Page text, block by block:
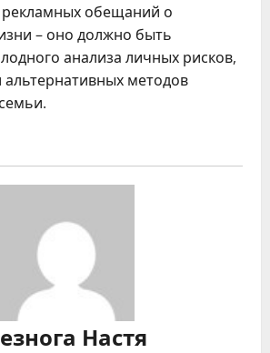
обещаний о
– оно должно быть
анализа личных рисков,
методов
Настя